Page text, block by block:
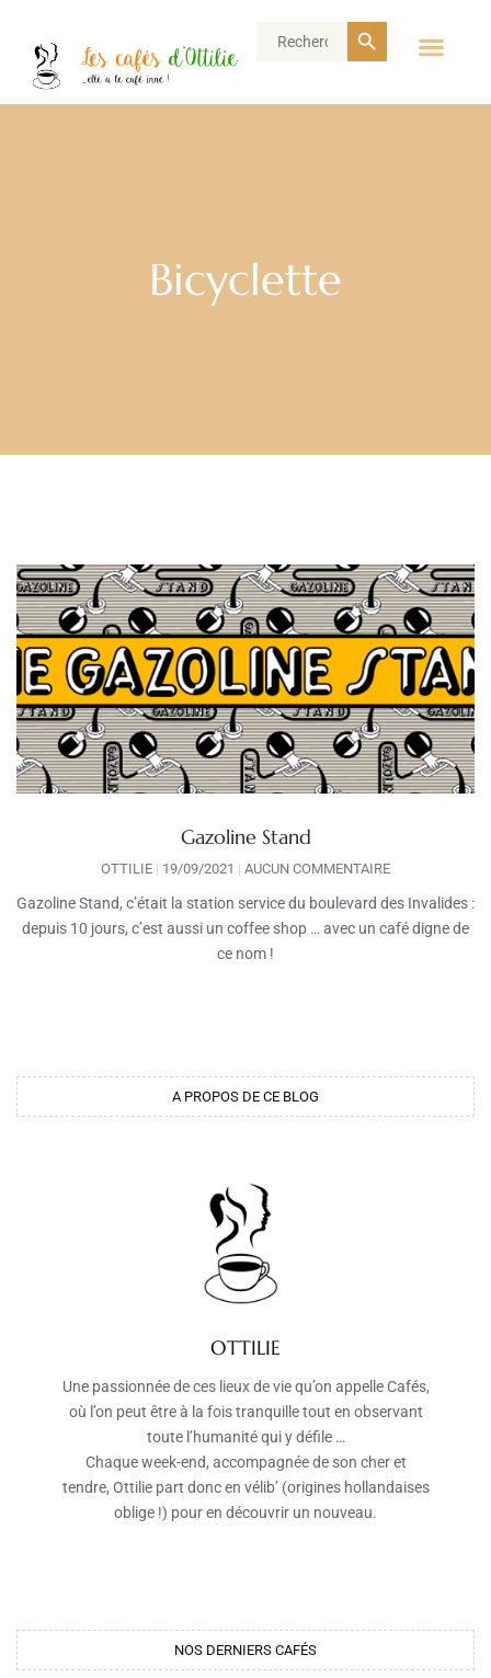
Search
Search Button
Bicyclette
Gazoline Stand
OTTILIE 19/09/2021 AUCUN COMMENTAIRE
Gazoline Stand, c’était la station service du boulevard des Invalides :
depuis 10 jours, c’est aussi un coffee shop … avec un café digne de
ce nom !
A PROPOS DE CE BLOG
OTTILIE
Une passionnée de ces lieux de vie qu’on appelle Cafés,
où l’on peut être à la fois tranquille tout en observant
toute l’humanité qui y défile …
Chaque week-end, accompagnée de son cher et
tendre, Ottilie part donc en vélib’ (origines hollandaises
oblige !) pour en découvrir un nouveau.
NOS DERNIERS CAFÉS​